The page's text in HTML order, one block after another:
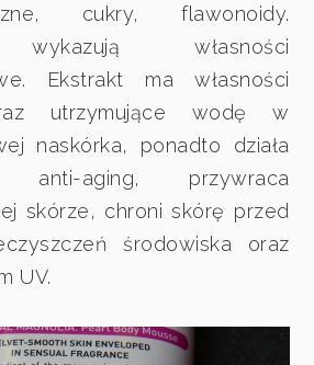
cukry, flawonoidy.
wykazują własności
Ekstrakt ma własności
utrzymujące wodę w
naskórka, ponadto działa
anti-aging, przywraca
skórze, chroni skórę przed
środowiska oraz
UV.